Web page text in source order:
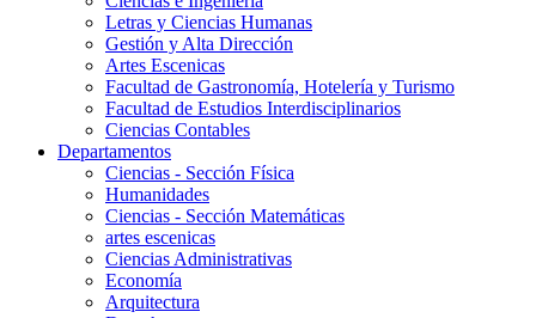
Letras y Ciencias Humanas
Gestión y Alta Dirección
Artes Escenicas
Facultad de Gastronomía, Hotelería y Turismo
Facultad de Estudios Interdisciplinarios
Ciencias Contables
Departamentos
Ciencias - Sección Física
Humanidades
Ciencias - Sección Matemáticas
artes escenicas
Ciencias Administrativas
Economía
Arquitectura